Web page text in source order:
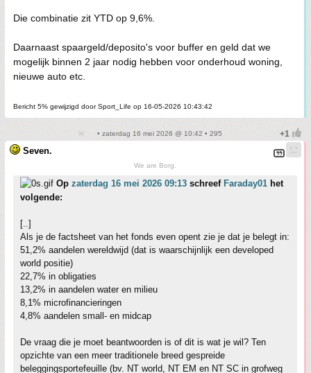
Die combinatie zit YTD op 9,6%.
Daarnaast spaargeld/deposito's voor buffer en geld dat we
mogelijk binnen 2 jaar nodig hebben voor onderhoud woning,
nieuwe auto etc.
Bericht 5% gewijzigd door Sport_Life op 16-05-2026 10:43:42
• zaterdag 16 mei 2026 @ 10:42 • 295
Seven.
We are Borg.
Op zaterdag 16 mei 2026 09:13 schreef Faraday01 het
volgende:
[..]
Als je de factsheet van het fonds even opent zie je dat je belegt in:
51,2% aandelen wereldwijd (dat is waarschijnlijk een developed
world positie)
22,7% in obligaties
13,2% in aandelen water en milieu
8,1% microfinancieringen
4,8% aandelen small- en midcap
De vraag die je moet beantwoorden is of dit is wat je wil? Ten
opzichte van een meer traditionele breed gespreide
beleggingsportefeuille (bv. NT world, NT EM en NT SC in grofweg